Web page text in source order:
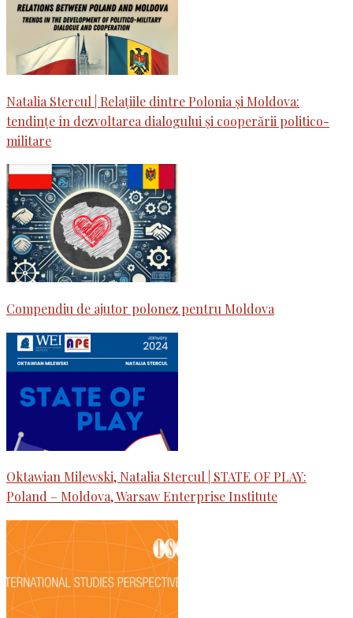
Natalia Stercul | Relațiile dintre Polonia și Moldova:
tendințe în dezvoltarea dialogului și cooperării politico-
militare
Compendiu de ajutor polonez pentru Moldova
Oktawian Milewski, Natalia Stercul | STATE OF PLAY:
Poland – Moldova, Warsaw Enterprise Institute